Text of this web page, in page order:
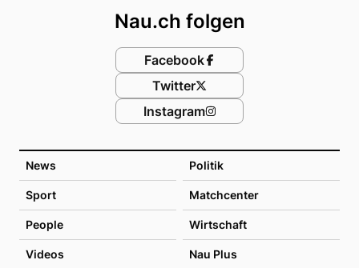
News Politik
Sport Matchcenter
People Wirtschaft
Videos Nau Plus
Nau.ch folgen
Facebook
Twitter
Instagram